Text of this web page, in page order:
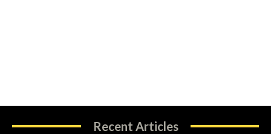
Recent Articles